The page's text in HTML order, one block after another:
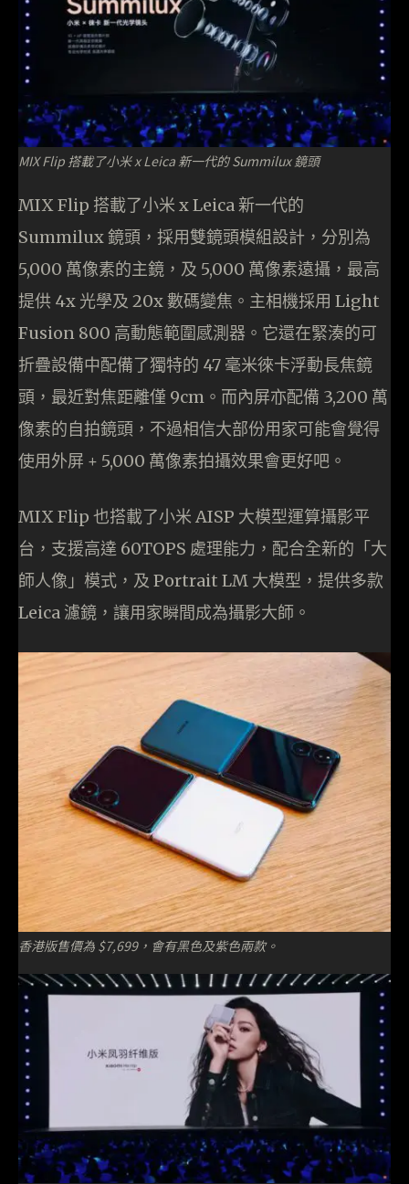
MIX Flip 搭載了⼩⽶ x Leica 新⼀代的 Summilux 鏡頭
MIX Flip 搭載了⼩⽶ x Leica 新⼀代的
Summilux 鏡頭，採用雙鏡頭模組設計，分別為
5,000 萬像素的主鏡，及 5,000 萬像素遠攝，最高
提供 4x 光學及 20x 數碼變焦。主相機採⽤ Light
Fusion 800 ⾼動態範圍感測器。它還在緊湊的可
折疊設備中配備了獨特的 47 毫⽶徠卡浮動⻑焦鏡
頭，最近對焦距離僅 9cm。而內屏亦配備 3,200 萬
像素的自拍鏡頭，不過相信大部份用家可能會覺得
使用外屏 + 5,000 萬像素拍攝效果會更好吧。
MIX Flip 也搭載了⼩⽶ AISP ⼤模型運算攝影平
台，⽀援⾼達 60TOPS 處理能⼒，配合全新的「⼤
師⼈像」模式，及 Portrait LM ⼤模型，提供多款
Leica 濾鏡，讓用家瞬間成為攝影大師。
香港版售價為 $7,699，會有⿊⾊及紫⾊兩款。